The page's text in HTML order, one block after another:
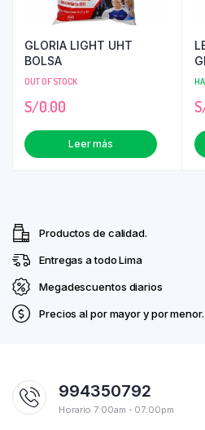
GLORIA LIGHT UHT
BOLSA
OUT OF STOCK
S/0.00
Leer más
Productos de calidad.
Entregas a todo Lima
Megadescuentos diarios
Precios al por mayor y por menor.
994350792
Horario 7:00am - 07:00pm